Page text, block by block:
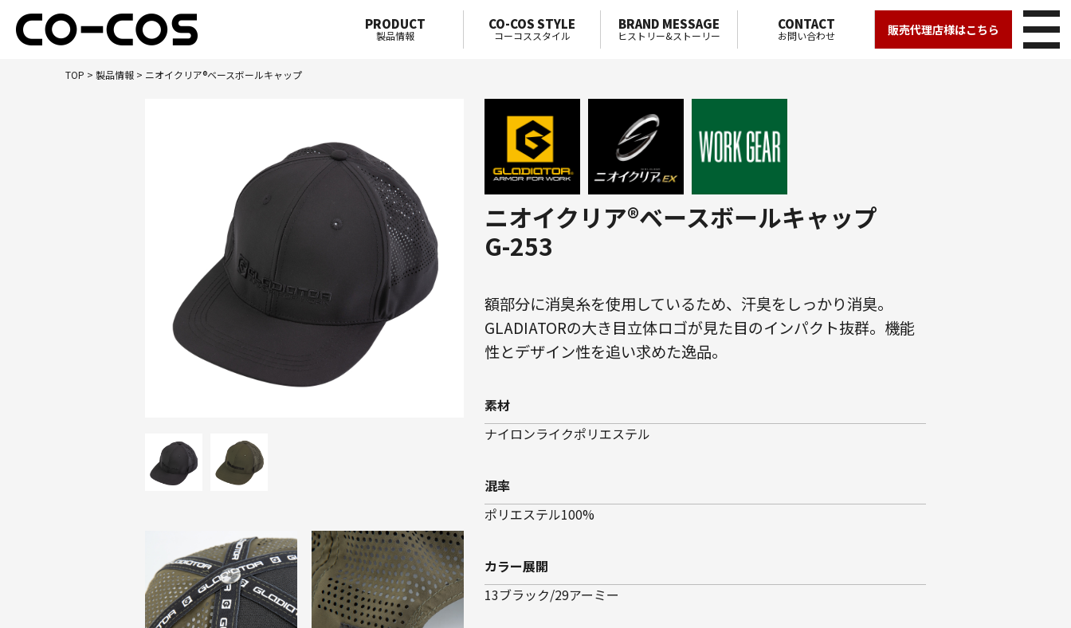
PRODUCT
製品情報
CO-COS STYLE
コーコススタイル
BRAND MESSAGE
ヒストリー&ストーリー
CONTACT
お問い合わせ 販売代理店様はこちら
TOP > 製品情報 > ニオイクリア®ベースボールキャップ
ニオイクリア®ベースボールキャップ
G-253
額部分に消臭糸を使用しているため、汗臭をしっかり消臭。
GLADIATORの大き目立体ロゴが見た目のインパクト抜群。機能
性とデザイン性を追い求めた逸品。
素材
ナイロンライクポリエステル
混率
ポリエステル100%
カラー展開
13ブラック/29アーミー